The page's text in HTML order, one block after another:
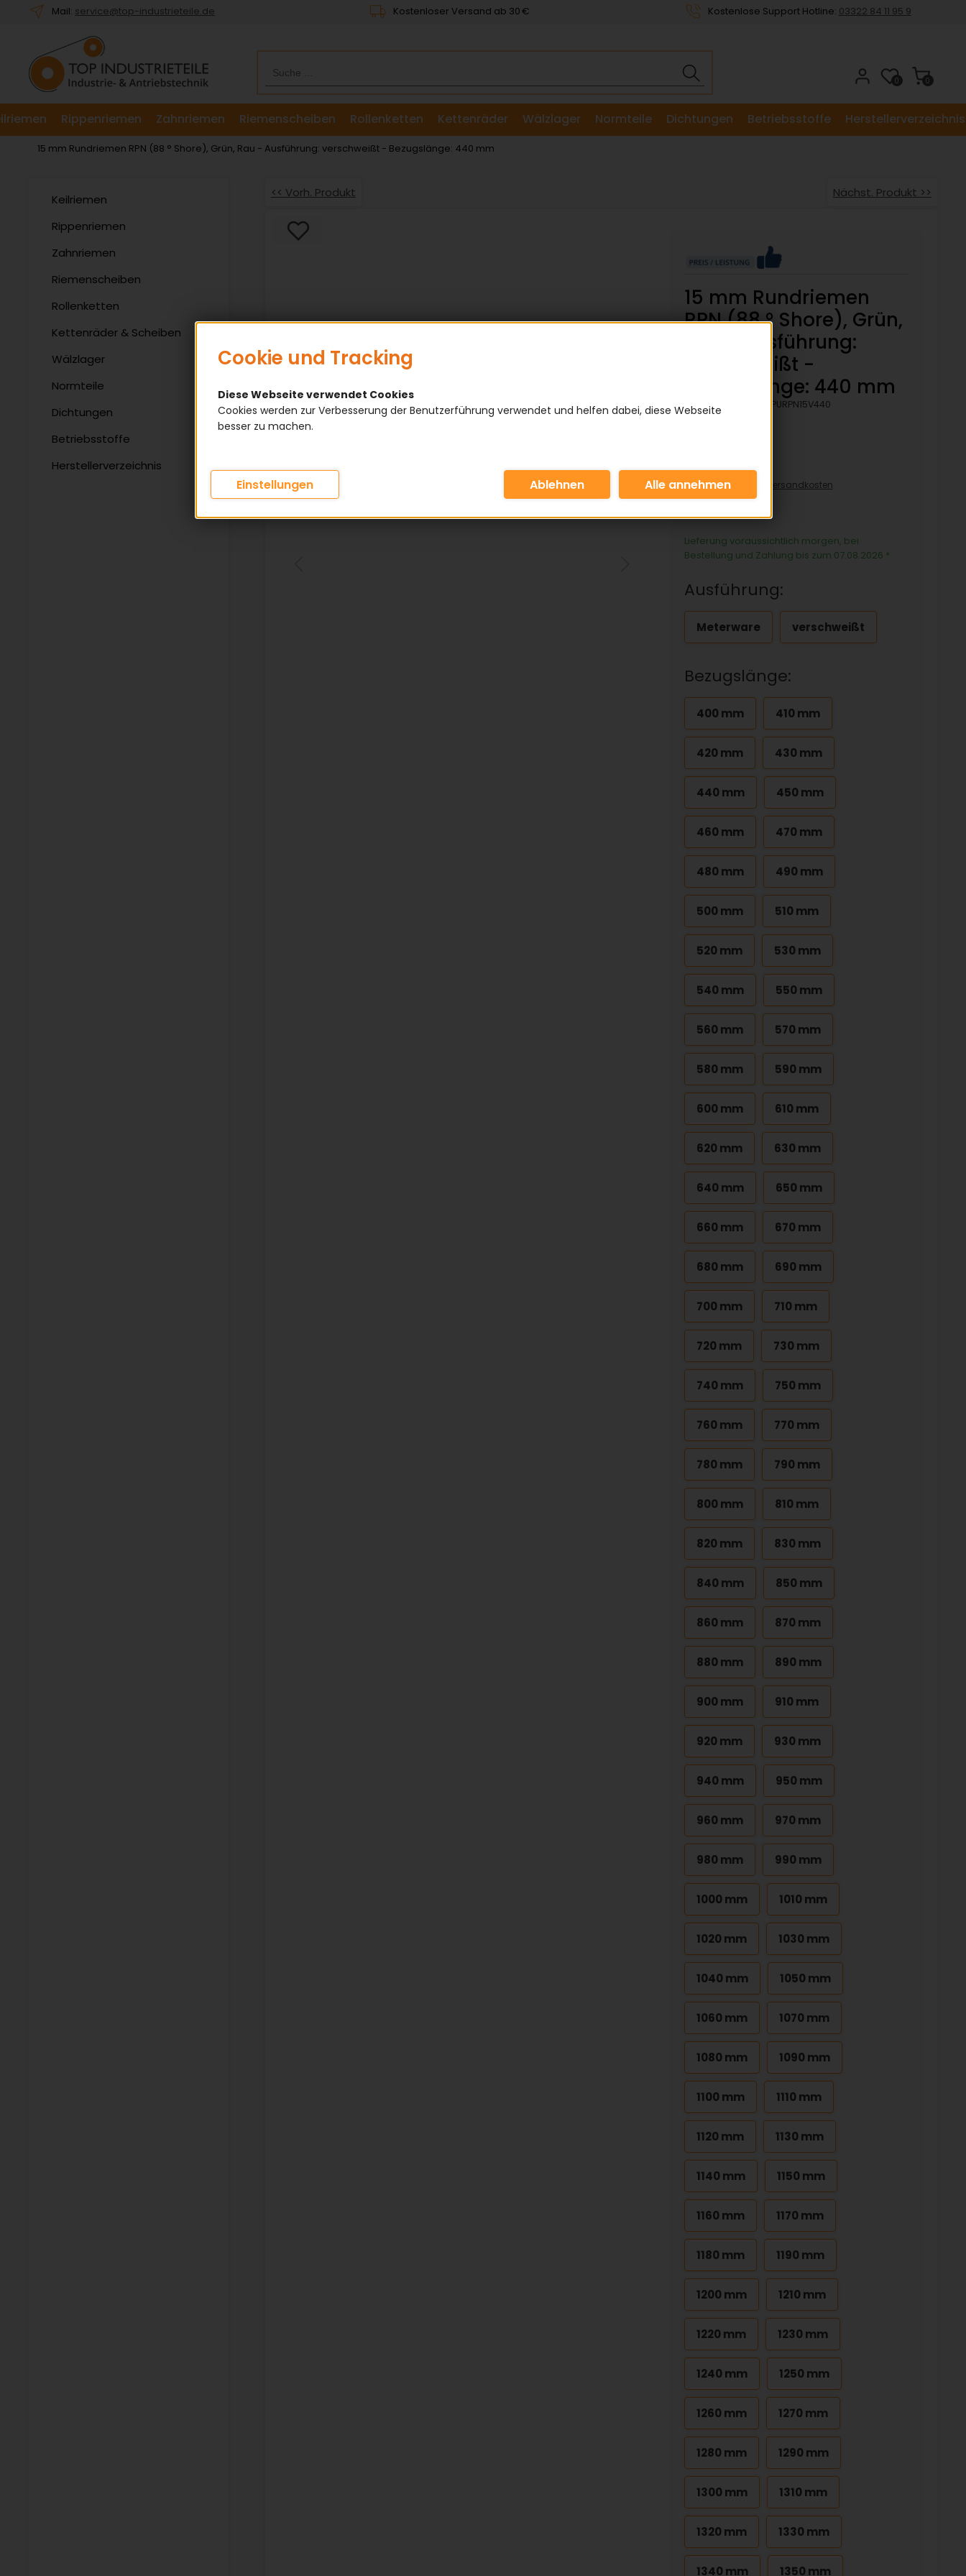
Willkommen.
für
das
Barrierefreiheitsmenü
Mail: service@top-industrieteile.de Kostenloser Versand ab 30 € Kostenlose Support Hotline: 03322 84 11 95 9
0
0
Rippenriemen Zahnriemen Riemenscheiben Rollenketten
Kettenräder
& Scheiben
Wälzlager Normteile Dichtungen Betriebsstoffe Herstellerverzeichnis
15 mm Rundriemen RPN (88 ° Shore), Grün, Rau - Ausführung: verschweißt - Bezugslänge: 440 mm
Keilriemen
Rippenriemen
Zahnriemen
Riemenscheiben
Rollenketten
Kettenräder & Scheiben
Wälzlager
Normteile
Dichtungen
Betriebsstoffe
Herstellerverzeichnis
<< Vorh. Produkt Nächst. Produkt >>
15 mm Rundriemen
RPN (88 ° Shore), Grün,
Rau - Ausführung:
verschweißt -
Bezugslänge: 440 mm
Artikelnummer: KPURPN15V440
inkl. 19% MwSt zzgl.
Versandkosten
11,64€/pro Stück
Lieferung voraussichtlich morgen, bei
Bestellung und Zahlung bis zum 07.08.2026 *
Ausführung:
Meterware verschweißt
Bezugslänge:
400 mm 410 mm
420 mm 430 mm
440 mm 450 mm
460 mm 470 mm
480 mm 490 mm
500 mm 510 mm
520 mm 530 mm
540 mm 550 mm
560 mm 570 mm
580 mm 590 mm
600 mm 610 mm
620 mm 630 mm
640 mm 650 mm
660 mm 670 mm
680 mm 690 mm
700 mm 710 mm
720 mm 730 mm
740 mm 750 mm
760 mm 770 mm
780 mm 790 mm
800 mm 810 mm
820 mm 830 mm
840 mm 850 mm
860 mm 870 mm
880 mm 890 mm
900 mm 910 mm
920 mm 930 mm
940 mm 950 mm
960 mm 970 mm
980 mm 990 mm
1000 mm 1010 mm
1020 mm 1030 mm
1040 mm 1050 mm
1060 mm 1070 mm
1080 mm 1090 mm
1100 mm 1110 mm
1120 mm 1130 mm
1140 mm 1150 mm
1160 mm 1170 mm
1180 mm 1190 mm
1200 mm 1210 mm
1220 mm 1230 mm
1240 mm 1250 mm
1260 mm 1270 mm
1280 mm 1290 mm
1300 mm 1310 mm
1320 mm 1330 mm
1340 mm 1350 mm
Cookie und Tracking
Diese Webseite verwendet Cookies
Cookies werden zur Verbesserung der Benutzerführung verwendet und helfen dabei, diese Webseite
besser zu machen.
Einstellungen